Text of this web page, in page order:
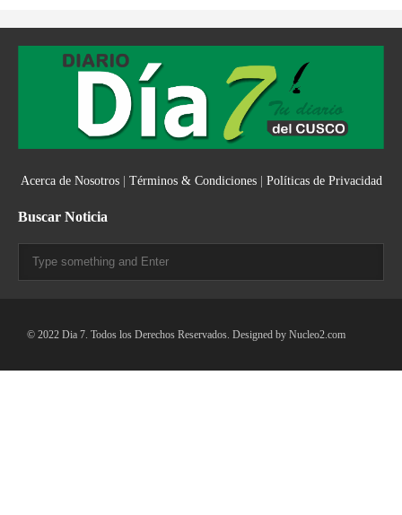
Acerca de Nosotros| Términos & Condiciones| Políticas de Privacidad
Buscar Noticia
© 2022 Dia 7. Todos los Derechos Reservados. Designed by Nucleo2.com